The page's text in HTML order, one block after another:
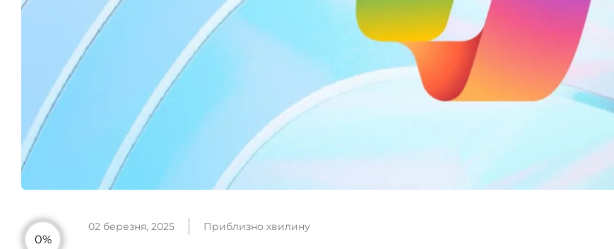
0%
02 березня, 2025 Приблизно хвилину